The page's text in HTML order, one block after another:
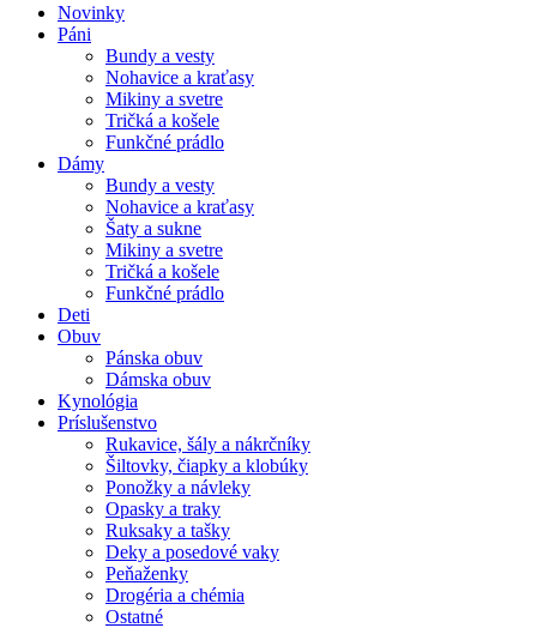
Novinky
Páni
Bundy a vesty
Nohavice a kraťasy
Mikiny a svetre
Tričká a košele
Funkčné prádlo
Dámy
Bundy a vesty
Nohavice a kraťasy
Šaty a sukne
Mikiny a svetre
Tričká a košele
Funkčné prádlo
Deti
Obuv
Pánska obuv
Dámska obuv
Kynológia
Príslušenstvo
Rukavice, šály a nákrčníky
Šiltovky, čiapky a klobúky
Ponožky a návleky
Opasky a traky
Ruksaky a tašky
Deky a posedové vaky
Peňaženky
Drogéria a chémia
Ostatné